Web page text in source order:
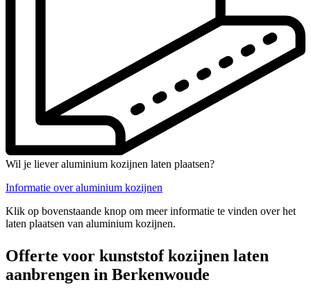
Wil je liever aluminium kozijnen laten plaatsen?
Informatie over aluminium kozijnen
Klik op bovenstaande knop om meer informatie te vinden over het
laten plaatsen van aluminium kozijnen.
Offerte voor kunststof kozijnen laten
aanbrengen in Berkenwoude